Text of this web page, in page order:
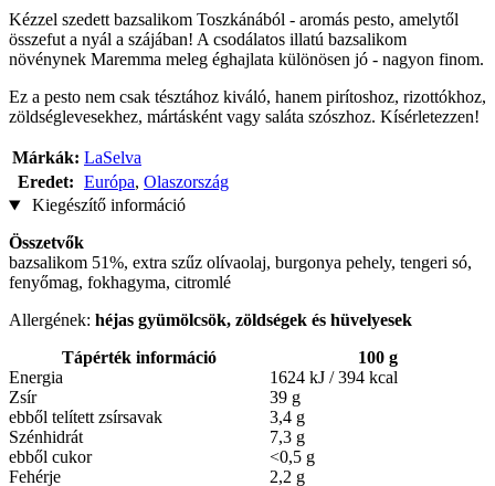
Kézzel szedett bazsalikom Toszkánából - aromás pesto, amelytől
összefut a nyál a szájában! A csodálatos illatú bazsalikom
növénynek Maremma meleg éghajlata különösen jó - nagyon finom.
Ez a pesto nem csak tésztához kiváló, hanem pirítoshoz, rizottókhoz,
zöldséglevesekhez, mártásként vagy saláta szószhoz. Kísérletezzen!
Márkák: LaSelva
Eredet: Európa, Olaszország
Kiegészítő információ
Összetvők
bazsalikom 51%, extra szűz olívaolaj, burgonya pehely, tengeri só,
fenyőmag, fokhagyma, citromlé
Allergének: héjas gyümölcsök, zöldségek és hüvelyesek
Tápérték információ
100 g
Energia
1624 kJ / 394 kcal
Zsír
39 g
ebből telített zsírsavak
3,4 g
Szénhidrát
7,3 g
ebből cukor
<0,5 g
Fehérje
2,2 g